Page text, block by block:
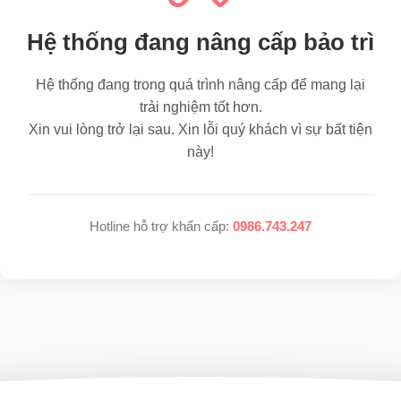
Hệ thống đang nâng cấp bảo trì
Hệ thống đang trong quá trình nâng cấp để mang lại
trải nghiệm tốt hơn.
Xin vui lòng trở lại sau. Xin lỗi quý khách vì sự bất tiện
này!
Hotline hỗ trợ khẩn cấp: 0986.743.247